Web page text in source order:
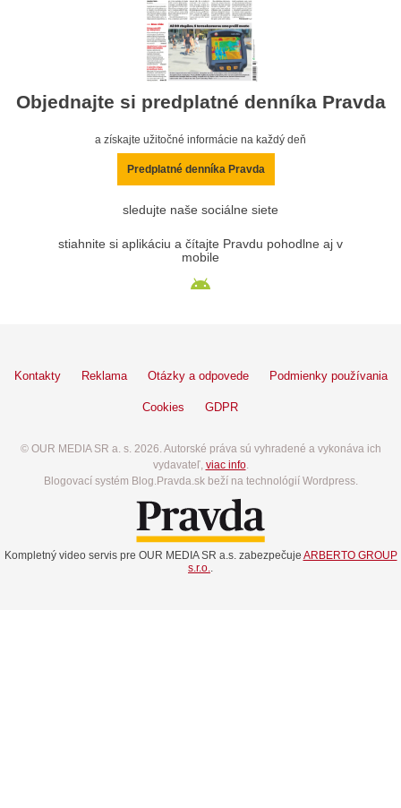
Objednajte si predplatné denníka Pravda
a získajte užitočné informácie na každý deň
Predplatné denníka Pravda
sledujte naše sociálne siete
stiahnite si aplikáciu a čítajte Pravdu pohodlne aj v
mobile
Kontakty Reklama Otázky a odpovede Podmienky používania
Cookies GDPR
© OUR MEDIA SR a. s. 2026. Autorské práva sú vyhradené a vykonáva ich
vydavateľ, viac info.
Blogovací systém Blog.Pravda.sk beží na technológií Wordpress.
Kompletný video servis pre OUR MEDIA SR a.s. zabezpečuje ARBERTO GROUP
s.r.o.